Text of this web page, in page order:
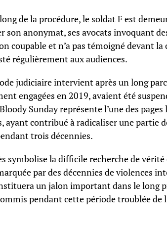
de la procédure, le soldat F est
son anonymat, ses avocats invoquant
coupable et n’a pas témoigné devant
régulièrement aux audiences.
judiciaire intervient après un long
engagées en 2019, avaient été
Sunday représente l’une des
ayant contribué à radicaliser une partie
trois décennies.
symbolise la difficile recherche de
par des décennies de violences
un jalon important dans le long
pendant cette période troublée